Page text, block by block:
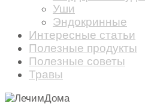
Уши
Эндокринные
Интересные статьи
Полезные продукты
Полезные советы
Травы